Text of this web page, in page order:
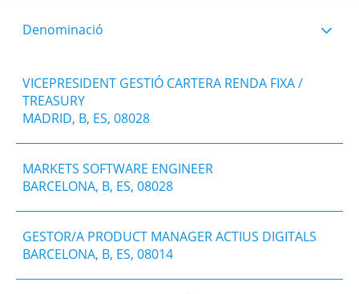
Denominació
VICEPRESIDENT GESTIÓ CARTERA RENDA FIXA /
TREASURY
MADRID, B, ES, 08028
MARKETS SOFTWARE ENGINEER
BARCELONA, B, ES, 08028
GESTOR/A PRODUCT MANAGER ACTIUS DIGITALS
BARCELONA, B, ES, 08014